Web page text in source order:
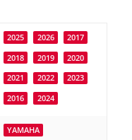
2025 2026 2017
2018 2019 2020
2021 2022 2023
2016 2024
YAMAHA